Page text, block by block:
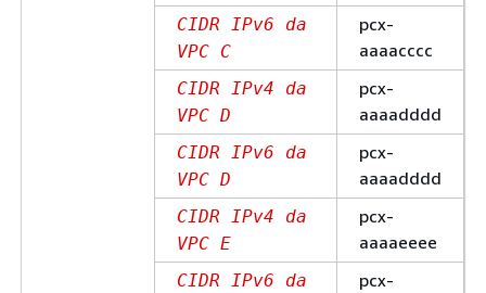
CIDR IPv6 da
VPC C
pcx-
aaaacccc
CIDR IPv4 da
VPC D
pcx-
aaaadddd
CIDR IPv6 da
VPC D
pcx-
aaaadddd
CIDR IPv4 da
VPC E
pcx-
aaaaeeee
CIDR IPv6 da
pcx-